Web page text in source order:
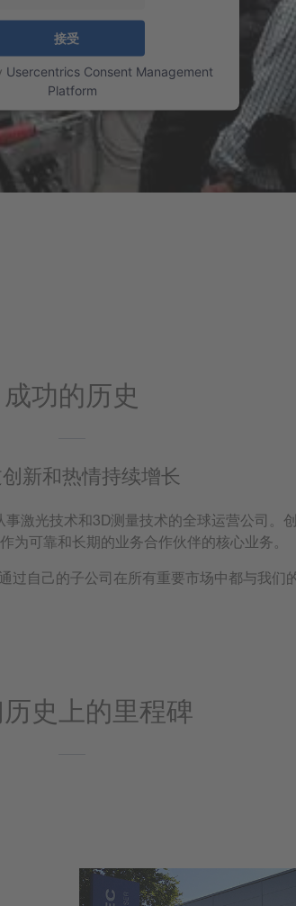
接受
Usercentrics Consent Management
Platform
成功的历史
新和热情持续增长
激光技术和3D测量技术的全球运营公司。
为可靠和长期的业务合作伙伴的核心业务。
过自己的子公司在所有重要市场中都与我们
史上的里程碑